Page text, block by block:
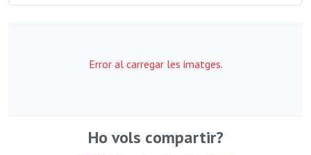
Error al carregar les imatges.
Ho vols compartir?